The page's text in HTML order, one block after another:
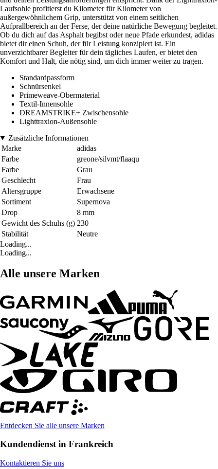
Laufsohle profitierst du Kilometer für Kilometer von
außergewöhnlichem Grip, unterstützt von einem seitlichen
Aufprallbereich an der Ferse, der deine natürliche Bewegung begleitet.
Ob du dich auf das Asphalt begibst oder neue Pfade erkundest, adidas
bietet dir einen Schuh, der für Leistung konzipiert ist. Ein
unverzichtbarer Begleiter für dein tägliches Laufen, er bietet den
Komfort und Halt, die nötig sind, um dich immer weiter zu tragen.
Standardpassform
Schnürsenkel
Primeweave-Obermaterial
Textil-Innensohle
DREAMSTRIKE+ Zwischensohle
Lighttraxion-Außensohle
Zusätzliche Informationen
Marke
adidas
Farbe
greone/silvmt/flaaqu
Farbe
Grau
Geschlecht
Frau
Altersgruppe
Erwachsene
Sortiment
Supernova
Drop
8 mm
Gewicht des Schuhs (g) 230
Stabilität
Neutre
Loading...
Loading...
Alle unsere Marken
Entdecken Sie alle unsere Marken
Kundendienst in Frankreich
Kontaktieren Sie uns